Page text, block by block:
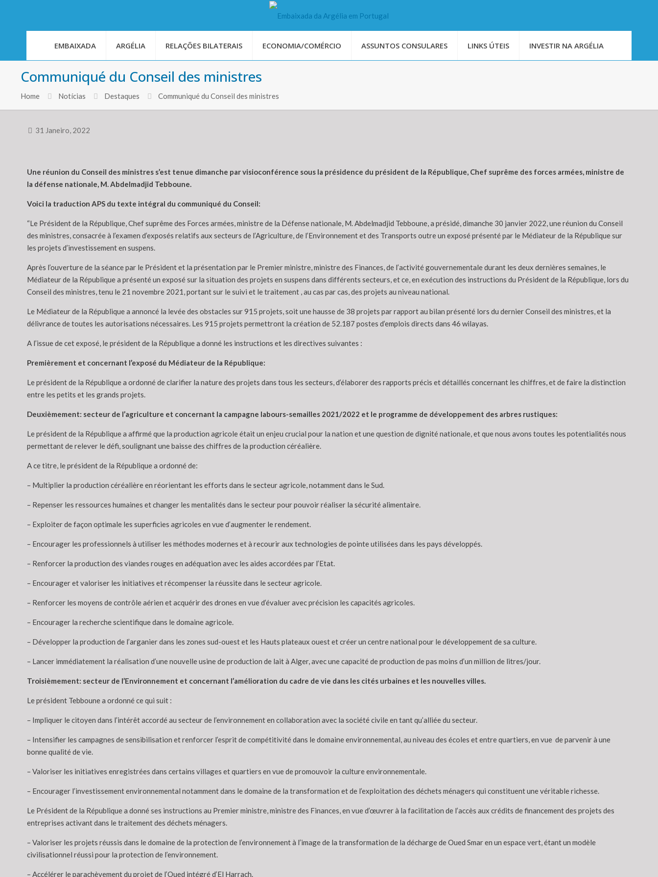
EMBAIXADA ARGÉLIA RELAÇÕES BILATERAIS ECONOMIA/COMÉRCIO ASSUNTOS CONSULARES LINKS ÚTEIS INVESTIR NA ARGÉLIA
Communiqué du Conseil des ministres
Home Notícias Destaques Communiqué du Conseil des ministres
31 Janeiro, 2022
Une réunion du Conseil des ministres s’est tenue dimanche par visioconférence sous la présidence du président de la République, Chef suprême des forces armées, ministre de
la défense nationale, M. Abdelmadjid Tebboune.
Voici la traduction APS du texte intégral du communiqué du Conseil:
“Le Président de la République, Chef suprême des Forces armées, ministre de la Défense nationale, M. Abdelmadjid Tebboune, a présidé, dimanche 30 janvier 2022, une réunion du Conseil
des ministres, consacrée à l’examen d’exposés relatifs aux secteurs de l’Agriculture, de l’Environnement et des Transports outre un exposé présenté par le Médiateur de la République sur
les projets d’investissement en suspens.
Après l’ouverture de la séance par le Président et la présentation par le Premier ministre, ministre des Finances, de l’activité gouvernementale durant les deux dernières semaines, le
Médiateur de la République a présenté un exposé sur la situation des projets en suspens dans différents secteurs, et ce, en exécution des instructions du Président de la République, lors du
Conseil des ministres, tenu le 21 novembre 2021, portant sur le suivi et le traitement , au cas par cas, des projets au niveau national.
Le Médiateur de la République a annoncé la levée des obstacles sur 915 projets, soit une hausse de 38 projets par rapport au bilan présenté lors du dernier Conseil des ministres, et la
délivrance de toutes les autorisations nécessaires. Les 915 projets permettront la création de 52.187 postes d’emplois directs dans 46 wilayas.
A l’issue de cet exposé, le président de la République a donné les instructions et les directives suivantes :
Premièrement et concernant l’exposé du Médiateur de la République:
Le président de la République a ordonné de clarifier la nature des projets dans tous les secteurs, d’élaborer des rapports précis et détaillés concernant les chiffres, et de faire la distinction
entre les petits et les grands projets.
Deuxièmement: secteur de l’agriculture et concernant la campagne labours-semailles 2021/2022 et le programme de développement des arbres rustiques:
Le président de la République a affirmé que la production agricole était un enjeu crucial pour la nation et une question de dignité nationale, et que nous avons toutes les potentialités nous
permettant de relever le défi, soulignant une baisse des chiffres de la production céréalière.
A ce titre, le président de la République a ordonné de:
– Multiplier la production céréalière en réorientant les efforts dans le secteur agricole, notamment dans le Sud.
– Repenser les ressources humaines et changer les mentalités dans le secteur pour pouvoir réaliser la sécurité alimentaire.
– Exploiter de façon optimale les superficies agricoles en vue d’augmenter le rendement.
– Encourager les professionnels à utiliser les méthodes modernes et à recourir aux technologies de pointe utilisées dans les pays développés.
– Renforcer la production des viandes rouges en adéquation avec les aides accordées par l’Etat.
– Encourager et valoriser les initiatives et récompenser la réussite dans le secteur agricole.
– Renforcer les moyens de contrôle aérien et acquérir des drones en vue d’évaluer avec précision les capacités agricoles.
– Encourager la recherche scientifique dans le domaine agricole.
– Développer la production de l’arganier dans les zones sud-ouest et les Hauts plateaux ouest et créer un centre national pour le développement de sa culture.
– Lancer immédiatement la réalisation d’une nouvelle usine de production de lait à Alger, avec une capacité de production de pas moins d’un million de litres/jour.
Troisièmement: secteur de l’Environnement et concernant l’amélioration du cadre de vie dans les cités urbaines et les nouvelles villes.
Le président Tebboune a ordonné ce qui suit :
– Impliquer le citoyen dans l’intérêt accordé au secteur de l’environnement en collaboration avec la société civile en tant qu’alliée du secteur.
– Intensifier les campagnes de sensibilisation et renforcer l’esprit de compétitivité dans le domaine environnemental, au niveau des écoles et entre quartiers, en vue de parvenir à une
bonne qualité de vie.
– Valoriser les initiatives enregistrées dans certains villages et quartiers en vue de promouvoir la culture environnementale.
– Encourager l’investissement environnemental notamment dans le domaine de la transformation et de l’exploitation des déchets ménagers qui constituent une véritable richesse.
Le Président de la République a donné ses instructions au Premier ministre, ministre des Finances, en vue d’œuvrer à la facilitation de l’accès aux crédits de financement des projets des
entreprises activant dans le traitement des déchets ménagers.
– Valoriser les projets réussis dans le domaine de la protection de l’environnement à l’image de la transformation de la décharge de Oued Smar en un espace vert, étant un modèle
civilisationnel réussi pour la protection de l’environnement.
– Accélérer le parachèvement du projet de l’Oued intégré d’El Harrach.